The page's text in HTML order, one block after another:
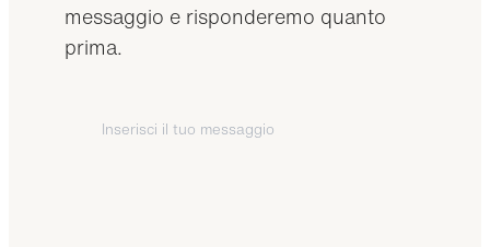
messaggio e risponderemo quanto
prima.